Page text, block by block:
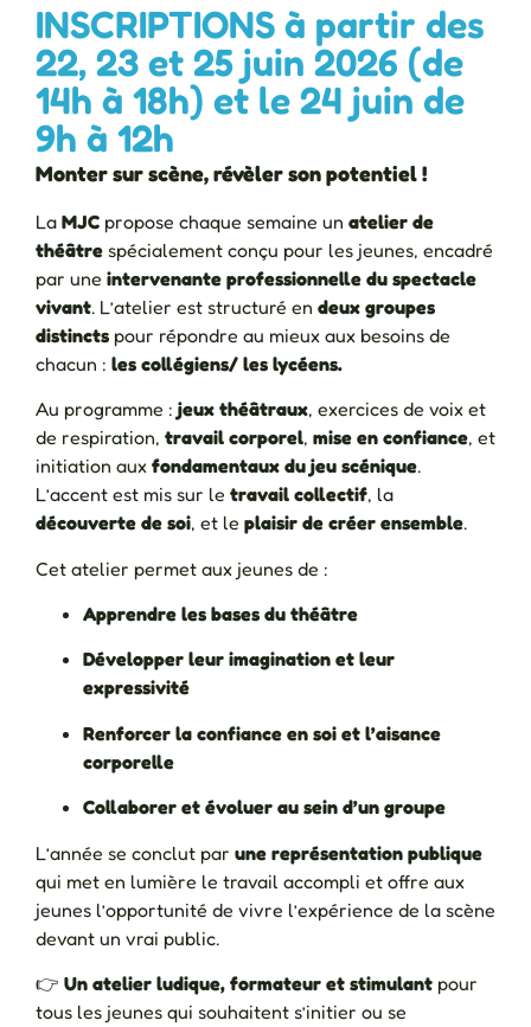
INSCRIPTIONS à partir des
22, 23 et 25 juin 2026 (de
14h à 18h) et le 24 juin de
9h à 12h
Monter sur scène, révèler son potentiel !
La MJC propose chaque semaine un atelier de
théâtre spécialement conçu pour les jeunes, encadré
par une intervenante professionnelle du spectacle
vivant. L’atelier est structuré en deux groupes
distincts pour répondre au mieux aux besoins de
chacun : les collégiens/ les lycéens.
Au programme : jeux théâtraux, exercices de voix et
de respiration, travail corporel, mise en confiance, et
initiation aux fondamentaux du jeu scénique.
L’accent est mis sur le travail collectif, la
découverte de soi, et le plaisir de créer ensemble.
Cet atelier permet aux jeunes de :
Apprendre les bases du théâtre
Développer leur imagination et leur
expressivité
Renforcer la confiance en soi et l’aisance
corporelle
Collaborer et évoluer au sein d’un groupe
L’année se conclut par une représentation publique
qui met en lumière le travail accompli et offre aux
jeunes l’opportunité de vivre l’expérience de la scène
devant un vrai public.
👉 Un atelier ludique, formateur et stimulant pour
tous les jeunes qui souhaitent s’initier ou se